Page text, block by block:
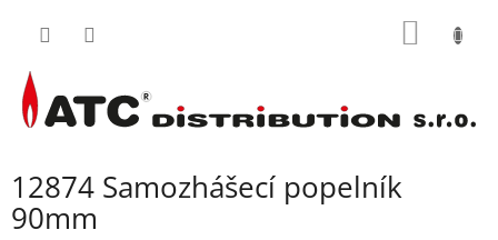
12874 Samozhášecí popelník
90mm